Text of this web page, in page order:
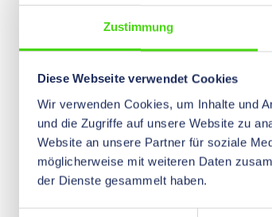
Zustimmung
Diese Webseite verwendet Cookies
Wir verwenden Cookies, um Inhalte und
und die Zugriffe auf unsere Website zu
Website an unsere Partner für soziale
möglicherweise mit weiteren Daten
der Dienste gesammelt haben.
91618
91621